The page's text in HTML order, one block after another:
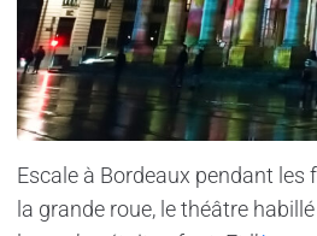
Escale à Bordeaux pendant les
la grande roue, le théâtre